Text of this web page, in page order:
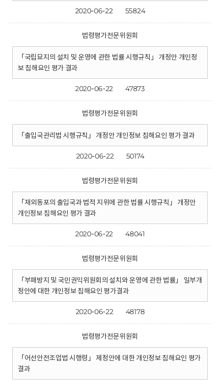
2020-06-22 55824
법령평가전문위원회
「국립묘지의 설치 및 운영에 관한 법률 시행규칙」 개정안 개인정
보 침해요인 평가 결과
2020-06-22 47873
법령평가전문위원회
「출입국관리법 시행규칙」 개정안 개인정보 침해요인 평가 결과
2020-06-22 50174
법령평가전문위원회
「재외동포의 출입국과 법적 지위에 관한 법률 시행규칙」 개정안
개인정보 침해요인 평가 결과
2020-06-22 48041
법령평가전문위원회
「부패방지 및 국민권익위원회의 설치와 운영에 관한 법률」 일부개
정안에 대한 개인정보 침해요인 평가결과
2020-06-22 48178
법령평가전문위원회
「어선안전조업법 시행령」 제정안에 대한 개인정보 침해요인 평가
결과